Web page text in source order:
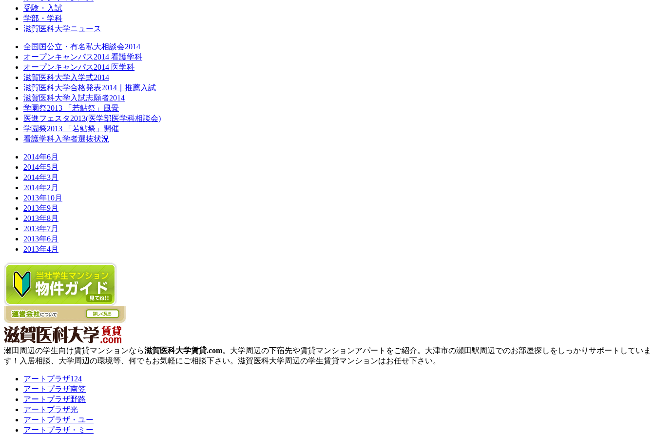
受験・入試
学部・学科
滋賀医科大学ニュース
全国国公立・有名私大相談会2014
オープンキャンパス2014 看護学科
オープンキャンパス2014 医学科
滋賀医科大学入学式2014
滋賀医科大学合格発表2014｜推薦入試
滋賀医科大学入試志願者2014
学園祭2013 「若鮎祭」風景
医進フェスタ2013(医学部医学科相談会)
学園祭2013 「若鮎祭」開催
看護学科入学者選抜状況
2014年6月
2014年5月
2014年3月
2014年2月
2013年10月
2013年9月
2013年8月
2013年7月
2013年6月
2013年4月
瀬田周辺の学生向け賃貸マンションなら滋賀医科大学賃貸.com。大学周辺の下宿先や賃貸マンションアパートをご紹介。大津市の瀬田駅周辺でのお部屋探しをしっかりサポートしていま
す！入居相談、大学周辺の環境等、何でもお気軽にご相談下さい。滋賀医科大学周辺の学生賃貸マンションはお任せ下さい。
アートプラザ124
アートプラザ南笠
アートプラザ野路
アートプラザ光
アートプラザ・ユー
アートプラザ・ミー